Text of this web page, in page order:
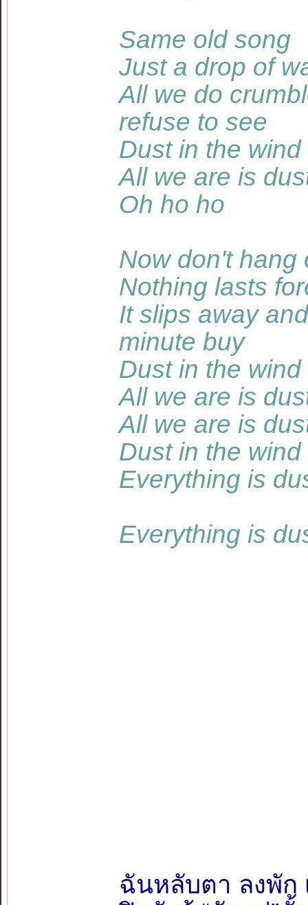
Same old song
Just a drop of
All we do
refuse to see
Dust in the wind
All we are is
Oh ho ho
Now don't hang
Nothing lasts
It slips away
minute buy
Dust in the wind
All we are is
All we are is
Dust in the wind
Everything is
Everything is
ฉันหลับตา ลงพัก